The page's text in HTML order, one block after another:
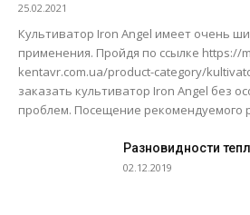
25.02.2021
Культиватор Iron Angel имеет очень
применения. Пройдя по ссылке https://
kentavr.com.ua/product-category/
заказать культиватор Iron Angel без
проблем. Посещение рекомендуемого
Разновидности
02.12.2019